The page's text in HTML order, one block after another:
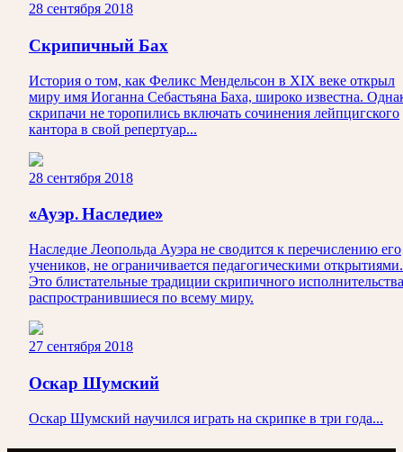
28 сентября 2018
Скрипичный Бах
История о том, как Феликс Мендельсон в XIX веке открыл
миру имя Иоганна Себастьяна Баха, широко известна.
скрипачи не торопились включать сочинения лейпцигского
кантора в свой репертуар...
28 сентября 2018
«Ауэр. Наследие»
Наследие Леопольда Ауэра не сводится к перечислению его
учеников, не ограничивается педагогическими открытиями.
Это блистательные традиции скрипичного
распространившиеся по всему миру.
27 сентября 2018
Оскар Шумский
Оскар Шумский научился играть на скрипке в три года...